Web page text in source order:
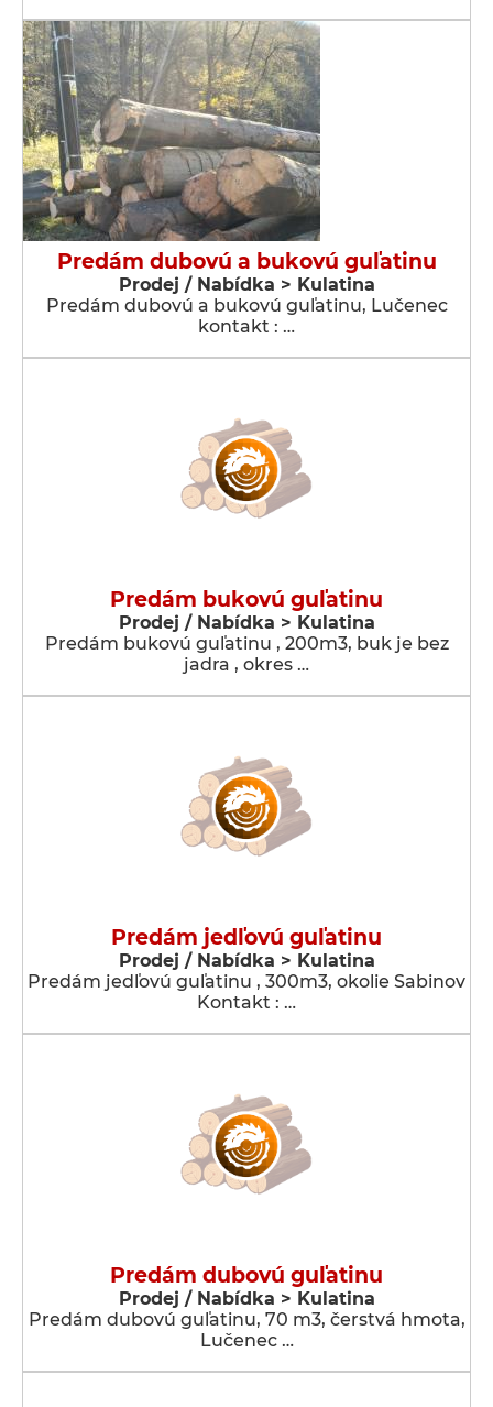
Predám dubovú a bukovú guľatinu
Prodej / Nabídka > Kulatina
Predám dubovú a bukovú guľatinu, Lučenec
kontakt : …
Predám bukovú guľatinu
Prodej / Nabídka > Kulatina
Predám bukovú guľatinu , 200m3, buk je bez
jadra , okres …
Predám jedľovú guľatinu
Prodej / Nabídka > Kulatina
Predám jedľovú guľatinu , 300m3, okolie Sabinov
Kontakt : …
Predám dubovú guľatinu
Prodej / Nabídka > Kulatina
Predám dubovú guľatinu, 70 m3, čerstvá hmota,
Lučenec …